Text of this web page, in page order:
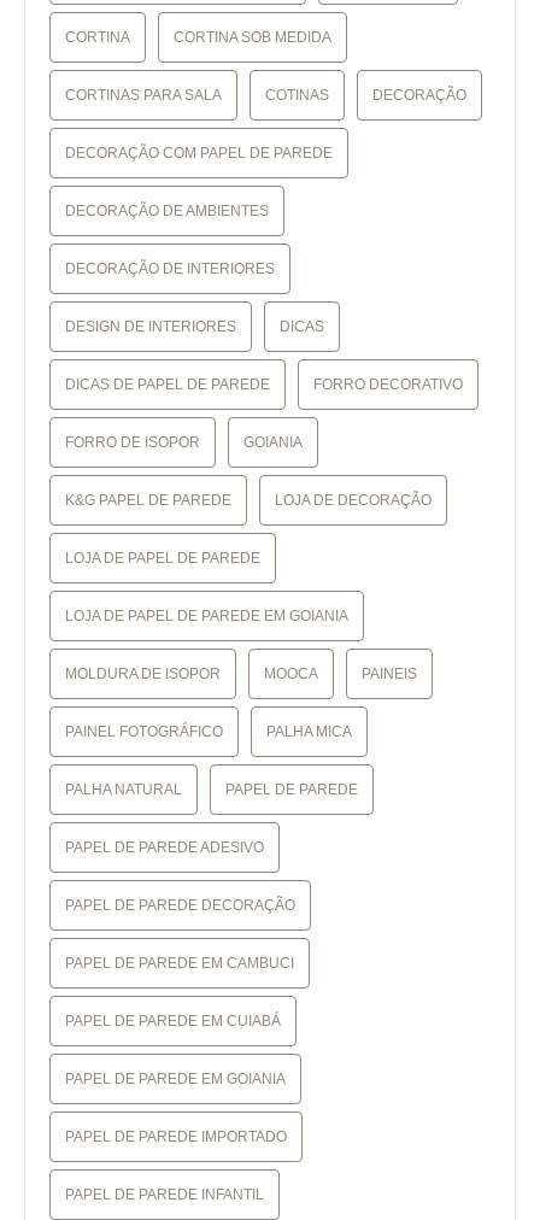
CORTINA CORTINA SOB MEDIDA
CORTINAS PARA SALA COTINAS DECORAÇÃO
DECORAÇÃO COM PAPEL DE PAREDE
DECORAÇÃO DE AMBIENTES
DECORAÇÃO DE INTERIORES
DESIGN DE INTERIORES DICAS
DICAS DE PAPEL DE PAREDE FORRO DECORATIVO
FORRO DE ISOPOR GOIANIA
K&G PAPEL DE PAREDE LOJA DE DECORAÇÃO
LOJA DE PAPEL DE PAREDE
LOJA DE PAPEL DE PAREDE EM GOIANIA
MOLDURA DE ISOPOR MOOCA PAINEIS
PAINEL FOTOGRÁFICO PALHA MICA
PALHA NATURAL PAPEL DE PAREDE
PAPEL DE PAREDE ADESIVO
PAPEL DE PAREDE DECORAÇÃO
PAPEL DE PAREDE EM CAMBUCI
PAPEL DE PAREDE EM CUIABÁ
PAPEL DE PAREDE EM GOIANIA
PAPEL DE PAREDE IMPORTADO
PAPEL DE PAREDE INFANTIL